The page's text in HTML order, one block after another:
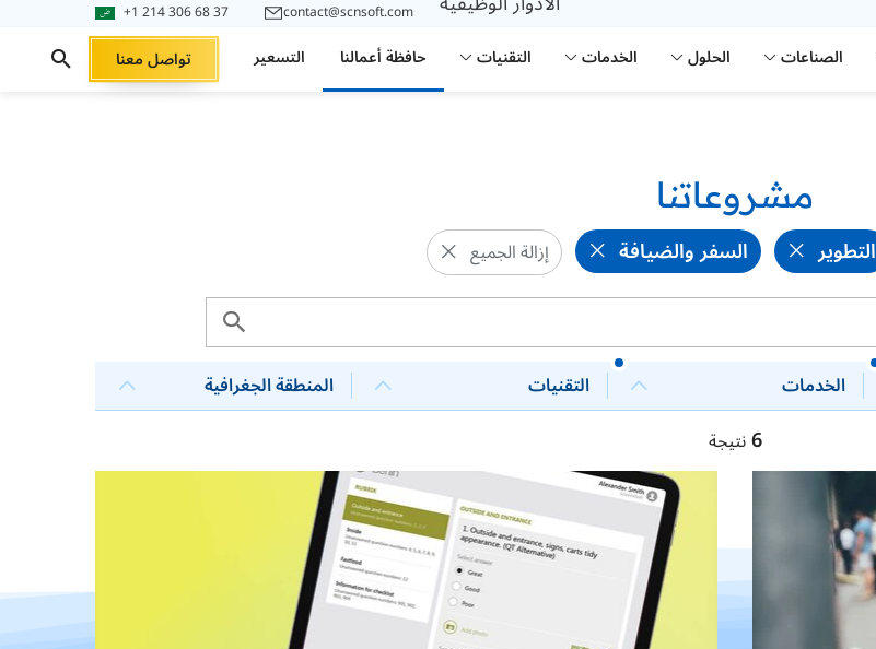
contact@scnsoft.com
+1 214 306 68 37
الصناعات الحلول الخدمات التقنيات حافظة أعمالنا التسعير تواصل معنا
مشروعاتنا
التطوير السفر والضيافة إزالة الجميع
الخدمات التقنيات المنطقة الجغرافية
6نتيجة